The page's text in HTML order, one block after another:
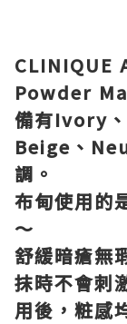
Powder
備有Ivory 、
Beige 、
調。
布甸使用的
～
舒緩暗瘡無
抹時不會刺
用後，粧感